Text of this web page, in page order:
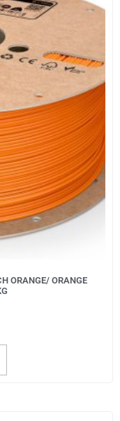
ORANGE/ ORANGE